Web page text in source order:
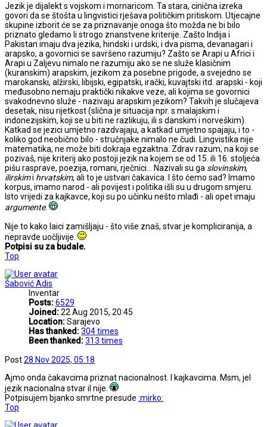
Jezik je dijalekt s vojskom i mornaricom. Ta stara, cinična izreka
govori da se štošta u lingvistici rješava političkim pritiskom. Utjecajne
skupine izborit će se za priznavanje onoga što možda ne bi bilo
priznato gledamo li strogo znanstvene kriterije. Zašto Indija i
Pakistan imaju dva jezika, hindski i urdski, i dva pisma, devanagari i
arapsko, a govornici se savršeno razumiju? Zašto se Arapi u Africi i
Arapi u Zaljevu nimalo ne razumiju ako se ne služe klasičnim
(kuranskim) arapskim, jezikom za posebne prigode, a svejedno se
marokanski, alžirski, libijski, egipatski, irački, kuvajtski itd. arapski - koji
međusobno nemaju praktički nikakve veze, ali kojima se govornici
svakodnevno služe - nazivaju arapskim jezikom? Takvih je slučajeva
desetak, nisu rijetkost (slična je situacija npr. s malajskim i
indonezijskim, koji se u biti ne razlikuju, ili s danskim i norveškim).
Katkad se jezici umjetno razdvajaju, a katkad umjetno spajaju, i to -
koliko god neobično bilo - stručnjake nimalo ne čudi. Lingvistika nije
matematika, ne može biti dokraja egzaktna. Zdrav razum, na koji se
pozivaš, nije kriterij ako postoji jezik na kojem se od 15. ili 16. stoljeća
pišu rasprave, poezija, romani, rječnici... Nazivali su ga slovinskim,
ilirskimi hrvatskim, ali to je ustvari čakavica. I što ćemo sad? Imamo
korpus, imamo narod - ali povijest i politika išli su u drugom smjeru.
Isto vrijedi za kajkavce, koji su po učinku nešto mlađi - ali opet imaju
argumente.
Nije to kako laici zamišljaju - što više znaš, stvar je kompliciranija, a
nepravde uočljivije.
Potpisi su za budale.
Top
Šabović Adis
Inventar
Posts:6529
Joined:22 Aug 2015, 20:45
Location:Sarajevo
Has thanked:304 times
Been thanked:313 times
Post28 Nov 2025, 05:18
Ajmo onda čakavcima priznat nacionalnost. I kajkavcima. Msm, jel
jezik nacionalna stvar il nije.
Potpisujem bjanko smrtne presude :mirko:
Top